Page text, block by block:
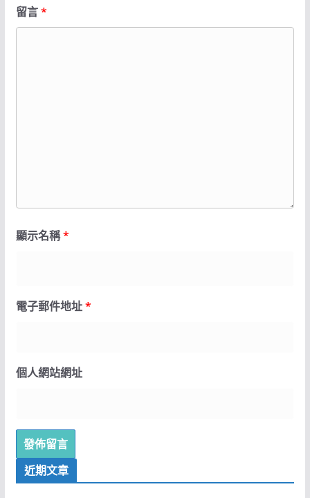
留言*
顯示名稱*
電子郵件地址*
個人網站網址
近期文章